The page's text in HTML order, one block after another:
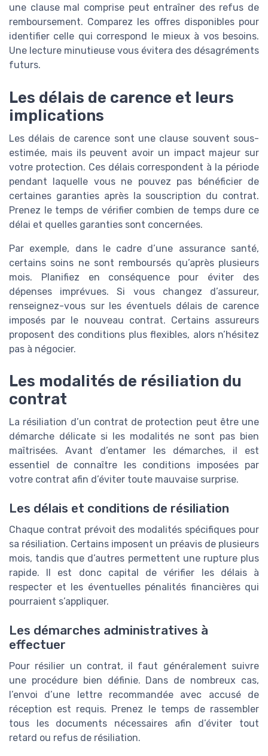
une clause mal comprise peut entraîner des refus de
remboursement. Comparez les offres disponibles pour
identifier celle qui correspond le mieux à vos besoins.
Une lecture minutieuse vous évitera des désagréments
futurs.
Les délais de carence et leurs
implications
Les délais de carence sont une clause souvent sous-
estimée, mais ils peuvent avoir un impact majeur sur
votre protection. Ces délais correspondent à la période
pendant laquelle vous ne pouvez pas bénéficier de
certaines garanties après la souscription du contrat.
Prenez le temps de vérifier combien de temps dure ce
délai et quelles garanties sont concernées.
Par exemple, dans le cadre d’une assurance santé,
certains soins ne sont remboursés qu’après plusieurs
mois. Planifiez en conséquence pour éviter des
dépenses imprévues. Si vous changez d’assureur,
renseignez-vous sur les éventuels délais de carence
imposés par le nouveau contrat. Certains assureurs
proposent des conditions plus flexibles, alors n’hésitez
pas à négocier.
Les modalités de résiliation du
contrat
La résiliation d’un contrat de protection peut être une
démarche délicate si les modalités ne sont pas bien
maîtrisées. Avant d’entamer les démarches, il est
essentiel de connaître les conditions imposées par
votre contrat afin d’éviter toute mauvaise surprise.
Les délais et conditions de résiliation
Chaque contrat prévoit des modalités spécifiques pour
sa résiliation. Certains imposent un préavis de plusieurs
mois, tandis que d’autres permettent une rupture plus
rapide. Il est donc capital de vérifier les délais à
respecter et les éventuelles pénalités financières qui
pourraient s’appliquer.
Les démarches administratives à
effectuer
Pour résilier un contrat, il faut généralement suivre
une procédure bien définie. Dans de nombreux cas,
l’envoi d’une lettre recommandée avec accusé de
réception est requis. Prenez le temps de rassembler
tous les documents nécessaires afin d’éviter tout
retard ou refus de résiliation.